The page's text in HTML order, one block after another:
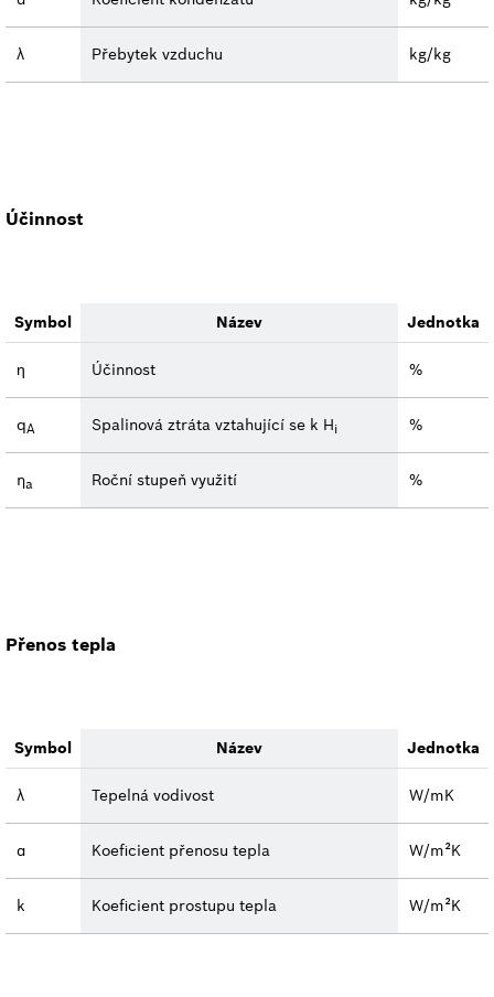
λ Přebytek vzduchu kg/kg
Účinnost
Symbol Název Jednotka
ƞ Účinnost %
qA Spalinová ztráta vztahující se k Hi %
ηa Roční stupeň využití %
Přenos tepla
Symbol Název Jednotka
λ Tepelná vodivost W/mK
α Koeficient přenosu tepla W/m²K
k Koeficient prostupu tepla W/m²K